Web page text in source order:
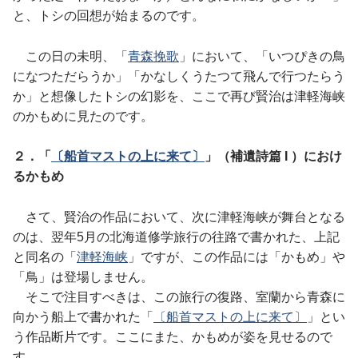
と、トシの回想が始まるのです。
この日の未明、「 青森挽歌 」において、「いつぴきの鳥
になつただらうか」「かなしくうたつて飛んで行つたらう
か」と想像したトシの幻影を、ここで再び賢治は津軽海峡
のかもめに見たのです。
２．「 〔船首マストの上に来て〕
」（補遺詩篇 I ）におけ
るかもめ
さて、賢治の作品において、次に津軽海峡が舞台となる
のは、翌年5月の北海道修学旅行の往路で書かれた、上記
と同名の「 津軽海峡 」ですが、この作品には「かもめ」や
「鳥」は登場しません。
そこで注目すべきは、この旅行の復路、室蘭から青森に
向かう船上で書かれた「
〔船首マストの上に来て〕
」とい
う作品断片です。ここにまた、かもめが姿を見せるので